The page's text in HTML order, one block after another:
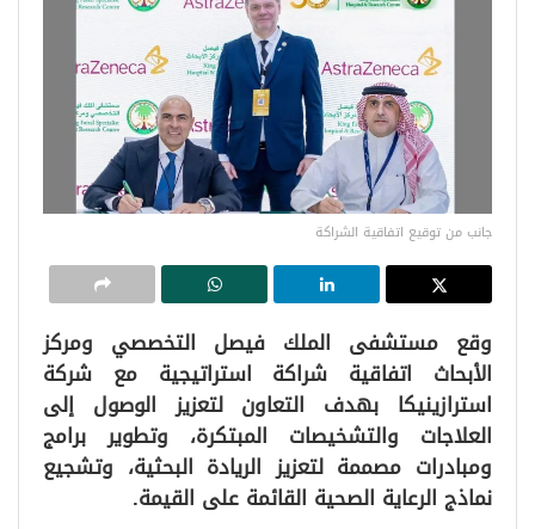
جانب من توقيع اتفاقية الشراكة
وقع مستشفى الملك فيصل التخصصي ومركز
الأبحاث اتفاقية شراكة استراتيجية مع شركة
استرازينيكا بهدف التعاون لتعزيز الوصول إلى
العلاجات والتشخيصات المبتكرة، وتطوير برامج
ومبادرات مصممة لتعزيز الريادة البحثية، وتشجيع
نماذج الرعاية الصحية القائمة على القيمة.